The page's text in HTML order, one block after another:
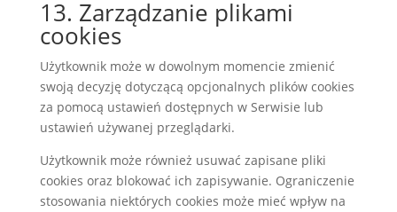
13. Zarządzanie plikami
cookies
Użytkownik może w dowolnym momencie zmienić
swoją decyzję dotyczącą opcjonalnych plików cookies
za pomocą ustawień dostępnych w Serwisie lub
ustawień używanej przeglądarki.
Użytkownik może również usuwać zapisane pliki
cookies oraz blokować ich zapisywanie. Ograniczenie
stosowania niektórych cookies może mieć wpływ na